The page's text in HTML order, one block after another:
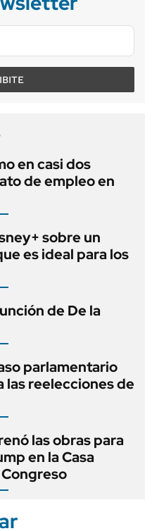
en casi dos
de empleo en
sobre un
es ideal para los
de De la
parlamentario
las reelecciones de
las obras para
en la Casa